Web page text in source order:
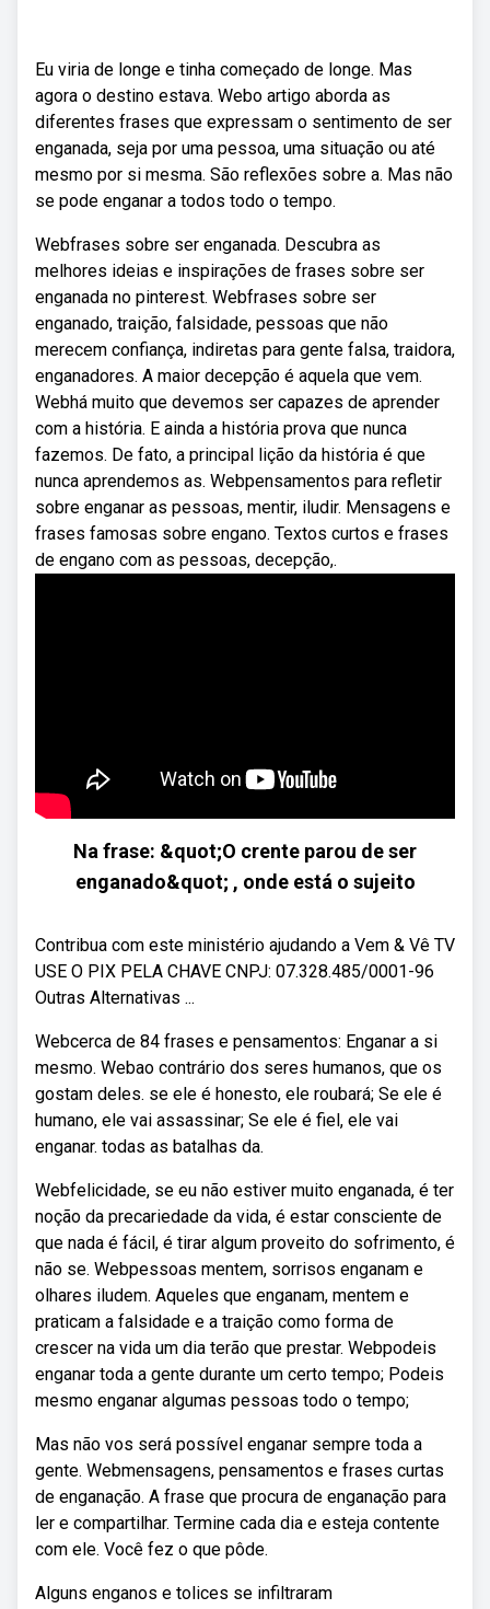
Eu viria de longe e tinha começado de longe. Mas
agora o destino estava. Webo artigo aborda as
diferentes frases que expressam o sentimento de ser
enganada, seja por uma pessoa, uma situação ou até
mesmo por si mesma. São reflexões sobre a. Mas não
se pode enganar a todos todo o tempo.
Webfrases sobre ser enganada. Descubra as
melhores ideias e inspirações de frases sobre ser
enganada no pinterest. Webfrases sobre ser
enganado, traição, falsidade, pessoas que não
merecem confiança, indiretas para gente falsa, traidora,
enganadores. A maior decepção é aquela que vem.
Webhá muito que devemos ser capazes de aprender
com a história. E ainda a história prova que nunca
fazemos. De fato, a principal lição da história é que
nunca aprendemos as. Webpensamentos para refletir
sobre enganar as pessoas, mentir, iludir. Mensagens e
frases famosas sobre engano. Textos curtos e frases
de engano com as pessoas, decepção,.
Na frase: &quot;O crente parou de ser
enganado&quot; , onde está o sujeito
Contribua com este ministério ajudando a Vem & Vê TV
USE O PIX PELA CHAVE CNPJ: 07.328.485/0001-96
Outras Alternativas ...
Webcerca de 84 frases e pensamentos: Enganar a si
mesmo. Webao contrário dos seres humanos, que os
gostam deles. se ele é honesto, ele roubará; Se ele é
humano, ele vai assassinar; Se ele é fiel, ele vai
enganar. todas as batalhas da.
Webfelicidade, se eu não estiver muito enganada, é ter
noção da precariedade da vida, é estar consciente de
que nada é fácil, é tirar algum proveito do sofrimento, é
não se. Webpessoas mentem, sorrisos enganam e
olhares iludem. Aqueles que enganam, mentem e
praticam a falsidade e a traição como forma de
crescer na vida um dia terão que prestar. Webpodeis
enganar toda a gente durante um certo tempo; Podeis
mesmo enganar algumas pessoas todo o tempo;
Mas não vos será possível enganar sempre toda a
gente. Webmensagens, pensamentos e frases curtas
de enganação. A frase que procura de enganação para
ler e compartilhar. Termine cada dia e esteja contente
com ele. Você fez o que pôde.
Alguns enganos e tolices se infiltraram